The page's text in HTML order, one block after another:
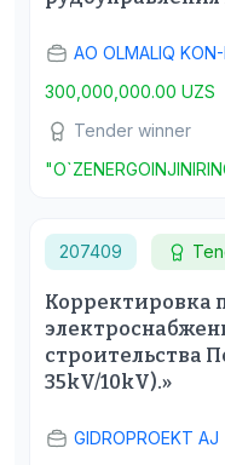
АО OLMALIQ KON-
300,000,000.00 UZS
Tender winner
207409
Корректировка
строительства
35kV/10kV).»
GIDROPROEKT AJ